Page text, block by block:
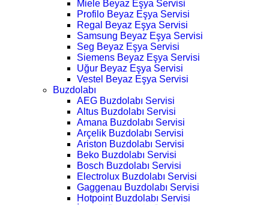
Miele Beyaz Eşya Servisi
Profilo Beyaz Eşya Servisi
Regal Beyaz Eşya Servisi
Samsung Beyaz Eşya Servisi
Seg Beyaz Eşya Servisi
Siemens Beyaz Eşya Servisi
Uğur Beyaz Eşya Servisi
Vestel Beyaz Eşya Servisi
Buzdolabı
AEG Buzdolabı Servisi
Altus Buzdolabı Servisi
Amana Buzdolabı Servisi
Arçelik Buzdolabı Servisi
Ariston Buzdolabı Servisi
Beko Buzdolabı Servisi
Bosch Buzdolabı Servisi
Electrolux Buzdolabı Servisi
Gaggenau Buzdolabı Servisi
Hotpoint Buzdolabı Servisi